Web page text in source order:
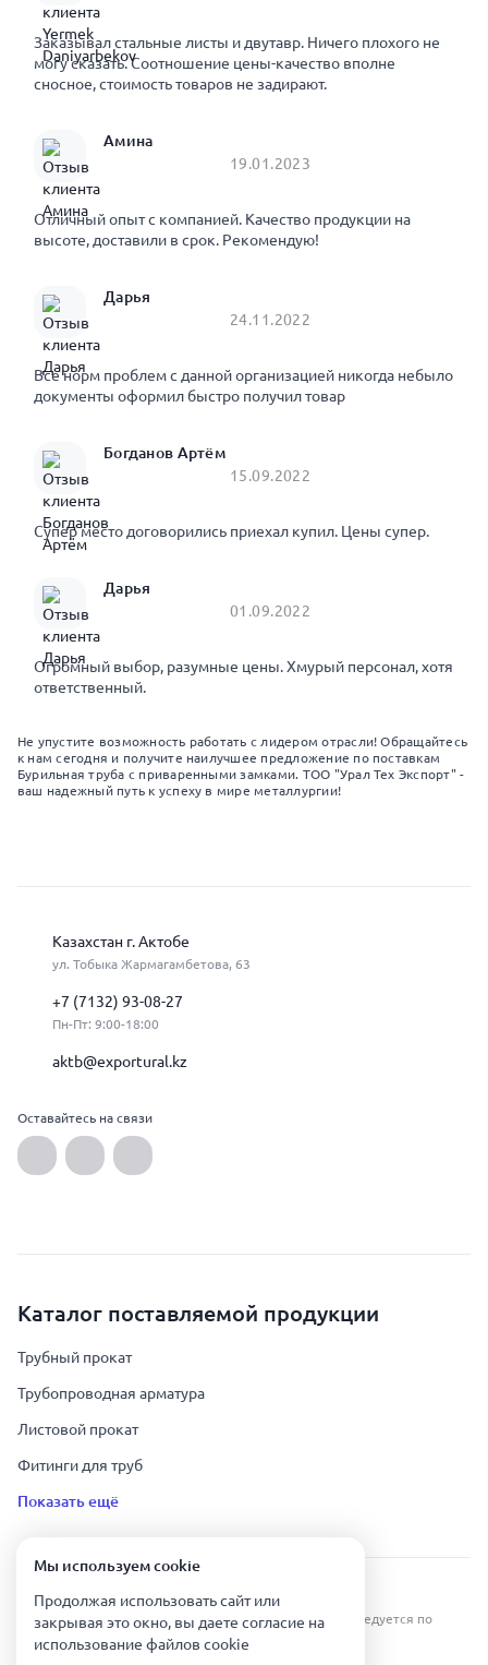
Заказывал стальные листы и двутавр. Ничего плохого не
могу сказать. Соотношение цены-качество вполне
сносное, стоимость товаров не задирают.
Амина
19.01.2023
Отличный опыт с компанией. Качество продукции на
высоте, доставили в срок. Рекомендую!
Дарья
24.11.2022
Все норм проблем с данной организацией никогда небыло
документы оформил быстро получил товар
Богданов Артём
15.09.2022
Супер место договорились приехал купил. Цены супер.
Дарья
01.09.2022
Огромный выбор, разумные цены. Хмурый персонал, хотя
ответственный.
Не упустите возможность работать с лидером отрасли! Обращайтесь
к нам сегодня и получите наилучшее предложение по поставкам
Бурильная труба с приваренными замками. ТОО "Урал Тех Экспорт" -
ваш надежный путь к успеху в мире металлургии!
Казахстан г. Актобе
ул. Тобыка Жармагамбетова, 63
+7 (7132) 93-08-27
Пн-Пт: 9:00-18:00
aktb@exportural.kz
Оставайтесь на связи
Каталог поставляемой продукции
Трубный прокат
Трубопроводная арматура
Листовой прокат
Фитинги для труб
Показать ещё
Урал Тех Экспорт — Казахстан © 2019-
Все права защищены. Копирование информации преследуется по
Мы используем сookie
Продолжая использовать сайт или
закрывая это окно, вы даете согласие на
использование файлов сookie